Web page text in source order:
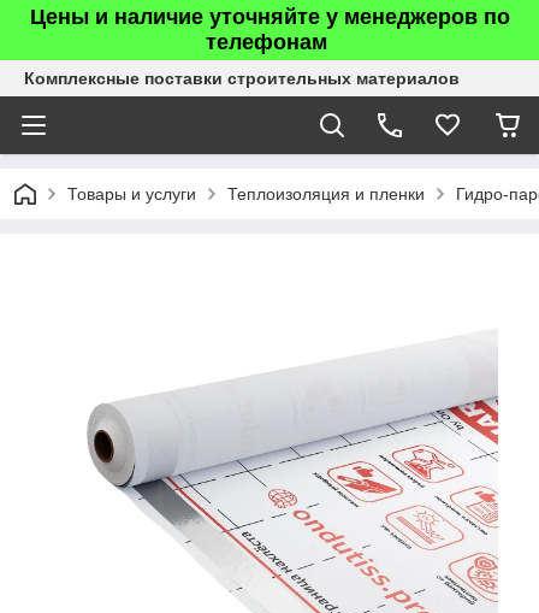
Цены и наличие уточняйте у менеджеров по
телефонам
Комплексные поставки строительных материалов
Товары и услуги Теплоизоляция и пленки Гидро-